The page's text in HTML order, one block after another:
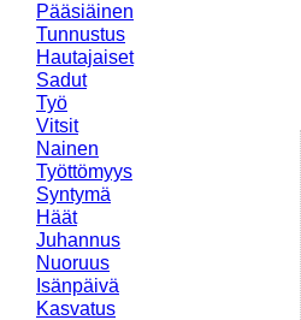
Pääsiäinen
Tunnustus
Hautajaiset
Sadut
Työ
Vitsit
Nainen
Työttömyys
Syntymä
Häät
Juhannus
Nuoruus
Isänpäivä
Kasvatus